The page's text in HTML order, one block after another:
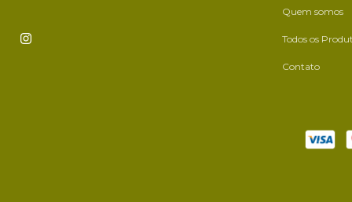
Quem somos
Todos os
Contato